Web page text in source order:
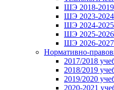
ШЭ 2018-2019
ШЭ 2023-2024
ШЭ 2024-2025
ШЭ 2025-2026
ШЭ 2026-2027
Нормативно-
2017/2018
2018/2019
2019/2020
2020-2021